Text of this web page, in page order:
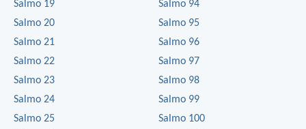
Salmo 19
Salmo 20
Salmo 21
Salmo 22
Salmo 23
Salmo 24
Salmo 25
Salmo 94
Salmo 95
Salmo 96
Salmo 97
Salmo 98
Salmo 99
Salmo 100